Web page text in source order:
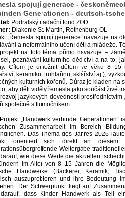
spojují generace -
Generationen - deutsch-
Podralský nadační fond ZOD
Diakonie St. Martin, Rothenburg OL
„Řemesla spojují generace“ navazuje na
a neformálního učení dětí a mládeže.
na toto téma přímo navazuje –
poznávání kulturního dědictví a na to,
Cílem je umožnit dětem ve věku
keramiku, truhlařinu, sklářství aj.),
kulturních kořenů. Důraz je kladen na
aby děti viděly řemesla jako součást živé
jazykových dovedností
společně s tlumočníkem.
„Handwerk verbindet Generationen“
Zusammenarbeit im Bereich
Das Thema des Jahres 2026
orientiert sich direkt an
Weitergabe
wie diese Werte die aktuellen
im Alter von 8–15 Jahren die
Handwerke (Bäckerei, Keramik,
auszuprobieren und ihre Bedeutung
Der Schwerpunkt liegt auf
dass Kinder Handwerk als Teil